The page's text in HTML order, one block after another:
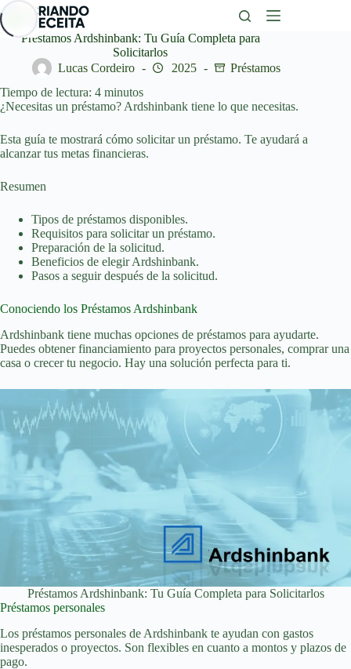
Saltar
al
contenido
Préstamos Ardshinbank: Tu Guía Completa para
Solicitarlos
Lucas Cordeiro
2025
Préstamos
Tiempo de lectura: 4 minutos
¿Necesitas un préstamo? Ardshinbank tiene lo que necesitas.
Esta guía te mostrará cómo solicitar un préstamo. Te ayudará a
alcanzar tus metas financieras.
Resumen
Tipos de préstamos disponibles.
Requisitos para solicitar un préstamo.
Preparación de la solicitud.
Beneficios de elegir Ardshinbank.
Pasos a seguir después de la solicitud.
Conociendo los Préstamos Ardshinbank
Ardshinbank tiene muchas opciones de préstamos para ayudarte.
Puedes obtener financiamiento para proyectos personales, comprar una
casa o crecer tu negocio. Hay una solución perfecta para ti.
Préstamos Ardshinbank: Tu Guía Completa para Solicitarlos
Préstamos personales
Los préstamos personales de Ardshinbank te ayudan con gastos
inesperados o proyectos. Son flexibles en cuanto a montos y plazos de
pago.